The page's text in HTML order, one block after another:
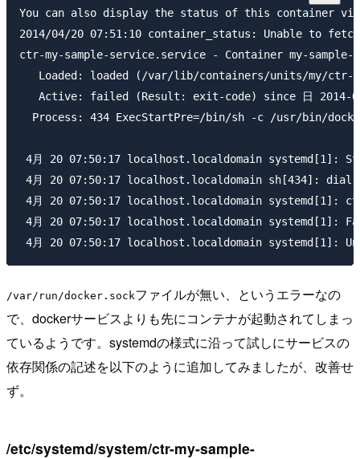
You can also display the status of this container
2014/04/20 07:51:10 container_status: Unable to
ctr-my-sample-service.service - Container my-sample-
Loaded: loaded (/var/lib/containers/units/my/
Active: failed (Result: exit-code) since 日 2014-
Process: 434 ExecStartPre=/bin/sh -c /usr/bin/
4月 20 07:50:17 localhost.localdomain systemd[1]:
4月 20 07:50:17 localhost.localdomain sh[434]:
4月 20 07:50:17 localhost.localdomain systemd[1]:
4月 20 07:50:17 localhost.localdomain systemd[1]:
/var/run/docker.sockファイルが無い、というエラーなの
で、dockerサービスよりも先にコンテナが起動されてしまっ
ているようです。systemdの様式に沿って試しにサービスの
依存関係の記述を以下のように追加してみましたが、改善せ
ず。
/etc/systemd/system/ctr-my-sample-